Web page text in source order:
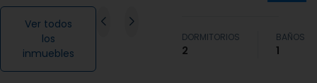
Ver todos
los
inmuebles
DORMITORIOS
2
BAÑOS
1